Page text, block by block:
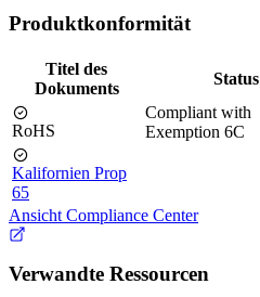
Produktkonformität
Titel des
Dokuments
Status
RoHS
Compliant with
Exemption 6C
Kalifornien Prop
65
Ansicht Compliance Center
Verwandte Ressourcen